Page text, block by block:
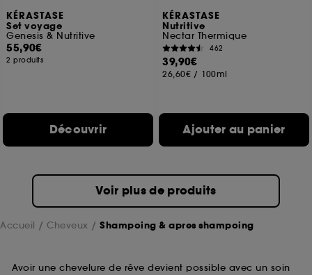
KÉRASTASE
Set voyage
Genesis & Nutritive
55,90€
2 produits
Découvrir
KÉRASTASE
Nutritive
Nectar Thermique
462
39,90€
26,60€ / 100ml
Ajouter au panier
Voir plus de produits
Accueil Cheveux Shampoing & apres shampoing
Avoir une chevelure de rêve devient possible avec un soin